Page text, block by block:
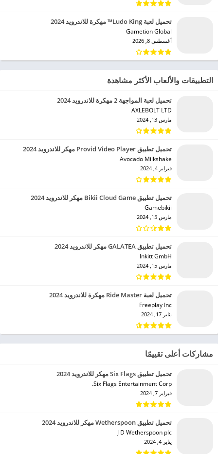
تحميل لعبة Ludo King™ مهكرة للاندرويد 2024
Gametion Global‏
أغسطس 8, 2026
التطبيقات والألعاب الأكثر مشاهدة
تحميل لعبة المواجهة 2 مهكرة للاندرويد 2024
AXLEBOLT LTD‏
مارس 13, 2024
تحميل تطبيق Provid Video Player مهكر للاندرويد 2024
Avocado Milkshake‏
فبراير 4, 2024
تحميل تطبيق Bikii Cloud Game مهكر للاندرويد 2024
Gamebikii‏
مارس 15, 2024
تحميل تطبيق GALATEA مهكر للاندرويد 2024
Inkitt GmbH‏
مارس 15, 2024
تحميل لعبة Ride Master مهكرة للاندرويد 2024
Freeplay Inc‏
يناير 17, 2024
مشاركات أعلى تقييمًا
تحميل تطبيق Six Flags مهكر للاندرويد 2024
Six Flags Entertainment Corp.‏
فبراير 7, 2024
تحميل تطبيق Wetherspoon مهكر للاندرويد 2024
J D Wetherspoon plc‏
يناير 4, 2024